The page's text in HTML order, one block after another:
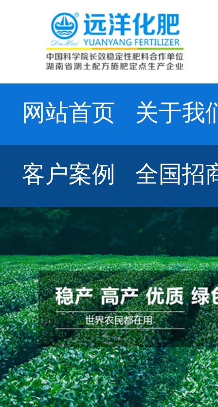
网站首页 关于我
客户案例 全国招